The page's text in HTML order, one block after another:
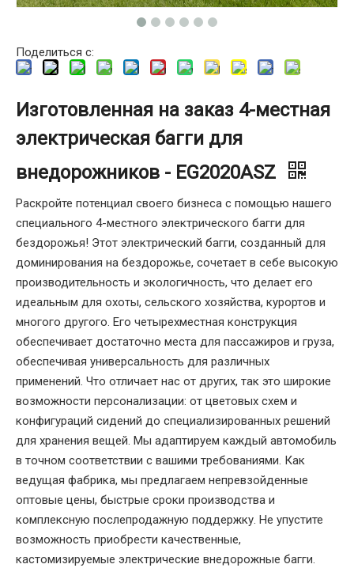
Поделиться с:
Изготовленная на заказ 4-местная
электрическая багги для
внедорожников - EG2020ASZ
Раскройте потенциал своего бизнеса с помощью нашего
специального 4-местного электрического багги для
бездорожья! Этот электрический багги, созданный для
доминирования на бездорожье, сочетает в себе высокую
производительность и экологичность, что делает его
идеальным для охоты, сельского хозяйства, курортов и
многого другого. Его четырехместная конструкция
обеспечивает достаточно места для пассажиров и груза,
обеспечивая универсальность для различных
применений. Что отличает нас от других, так это широкие
возможности персонализации: от цветовых схем и
конфигураций сидений до специализированных решений
для хранения вещей. Мы адаптируем каждый автомобиль
в точном соответствии с вашими требованиями. Как
ведущая фабрика, мы предлагаем непревзойденные
оптовые цены, быстрые сроки производства и
комплексную послепродажную поддержку. Не упустите
возможность приобрести качественные,
кастомизируемые электрические внедорожные багги.